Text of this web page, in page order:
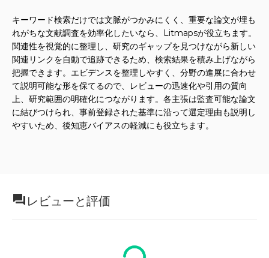
キーワード検索だけでは文脈がつかみにくく、重要な論文が埋も
れがちな文献調査を効率化したいなら、Litmapsが役立ちます。
関連性を視覚的に整理し、研究のギャップを見つけながら新しい
関連リンクを自動で追跡できるため、検索結果を積み上げながら
把握できます。エビデンスを整理しやすく、分野の進展に合わせ
て説明可能な形を保てるので、レビューの迅速化や引用の質向
上、研究範囲の明確化につながります。各主張は監査可能な論文
に結びつけられ、事前登録された基準に沿って選定理由も説明し
やすいため、後知恵バイアスの軽減にも役立ちます。
レビューと評価